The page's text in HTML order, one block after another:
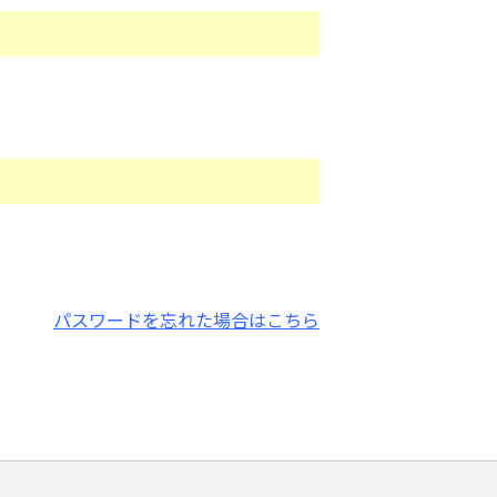
パスワードを忘れた場合はこちら